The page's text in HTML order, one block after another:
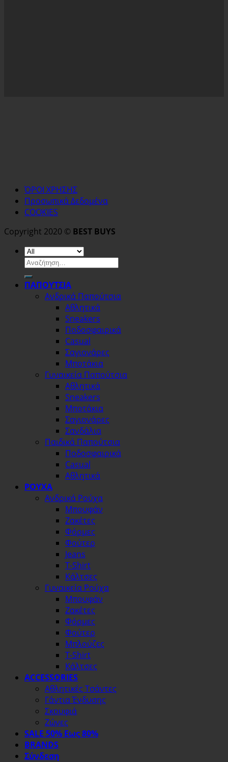
ΌΡΟΙ ΧΡΗΣΗΣ
Προσωπικά Δεδομένα
COOKIES
Copyright 2020 © BEST BUYS
Αναζήτηση
για:
ΠΑΠΟΥΤΣΙΑ
Ανδρικά Παπούτσια
Αθλητικά
Sneakers
Ποδοσφαιρικά
Casual
Σαγιονάρες
Μποτάκια
Γυναικεία Παπούτσια
Αθλητικά
Sneakers
Μποτάκια
Σαγιονάρες
Σανδάλια
Παιδικά Παπούτσια
Ποδοσφαιρικά
Casual
Αθλητικά
ΡΟΥΧΑ
Ανδρικά Ρούχα
Μπουφάν
Ζακέτες
Φόρμες
Φούτερ
Jeans
T-Shirt
Κάλτσες
Γυναικεία Ρούχα
Μπουφάν
Ζακέτες
Φόρμες
Φούτερ
Μπλούζες
T-Shirt
Κάλτσες
ACCESSORIES
Αθλητικές Τσάντες
Γάντια Ένδυσης
Σκουφιά
Ζώνες
SALE 50% Εως 80%
BRANDS
Σύνδεση